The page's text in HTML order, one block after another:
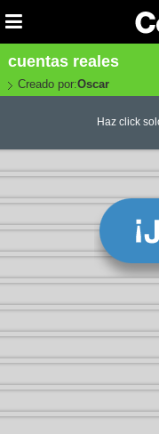
cuentas reales
Creado por:Oscar
Haz click